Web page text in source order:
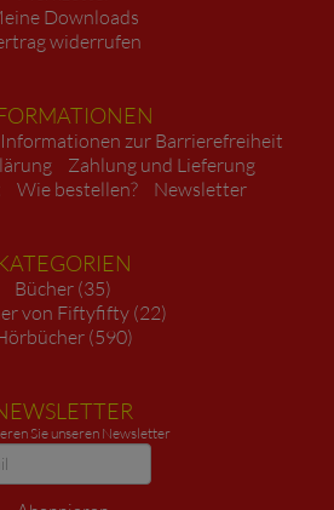
Downloads
widerrufen
Informationen zur Barrierefreiheit
Zahlung und Lieferung
Wie bestellen? Newsletter
Bücher (35)
von Fiftyfifty (22)
(590)
Sie unseren Newsletter
Newsletter